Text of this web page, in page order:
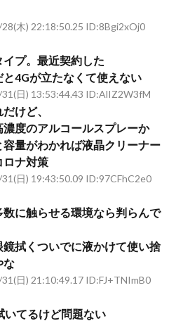
木) 22:18:50.25 ID:8Bgi2xOj0
プ。最近契約した
4Gが立たなくて使えない
日) 13:53:44.43 ID:AlIZ2W3fM
けど、
度のアルコールスプレーか
量がわかれば液晶クリーナー
ロナ対策
日) 19:43:50.09 ID:97CFhC2e0
に触らせる環境なら判らんで
拭くついでに液かけて使い捨
な
日) 21:10:49.17 ID:FJ+TNImB0
いてるけど問題ない